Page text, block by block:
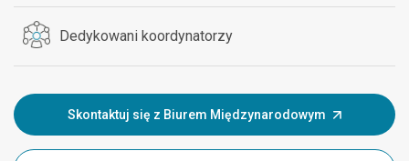
Dedykowani koordynatorzy
Skontaktuj się z Biurem Międzynarodowym